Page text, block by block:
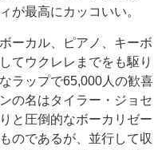
が最高にカッコいい。
ーカル、ピアノ、キーボ
てウクレレまでをも駆り
ラップで65,000人の歓喜
の名はタイラー・ジョセ
と圧倒的なボーカリゼー
のであるが、並行して収